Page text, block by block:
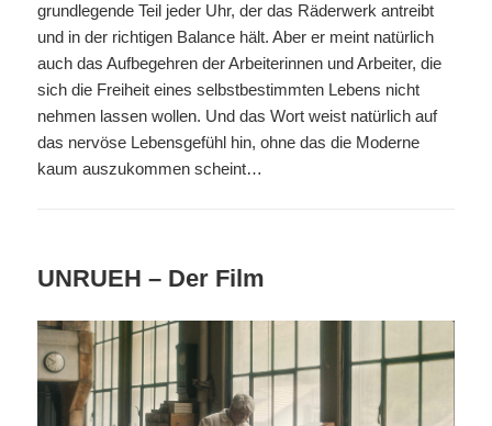
grundlegende Teil jeder Uhr, der das Räderwerk antreibt
und in der richtigen Balance hält. Aber er meint natürlich
auch das Aufbegehren der Arbeiterinnen und Arbeiter, die
sich die Freiheit eines selbstbestimmten Lebens nicht
nehmen lassen wollen. Und das Wort weist natürlich auf
das nervöse Lebensgefühl hin, ohne das die Moderne
kaum auszukommen scheint…
UNRUEH – Der Film